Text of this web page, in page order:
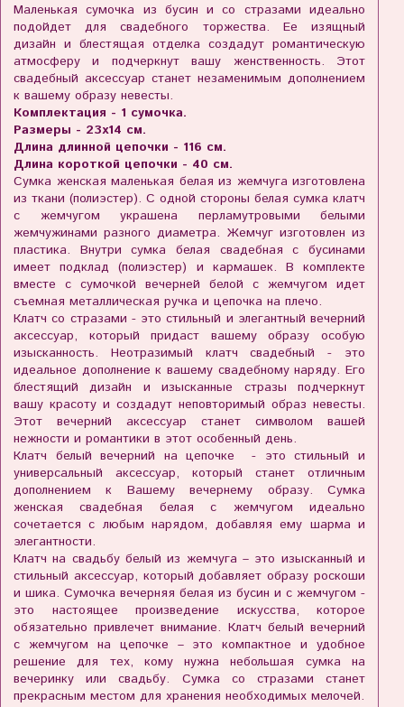
Маленькая сумочка из бусин и со стразами идеально
подойдет для свадебного торжества. Ее изящный
дизайн и блестящая отделка создадут романтическую
атмосферу и подчеркнут вашу женственность. Этот
свадебный аксессуар станет незаменимым дополнением
к вашему образу невесты.
Комплектация - 1 сумочка.
Размеры - 23х14 см.
Длина длинной цепочки - 116 см.
Длина короткой цепочки - 40 см.
Сумка женская маленькая белая из жемчуга изготовлена
из ткани (полиэстер). С одной стороны белая сумка клатч
с жемчугом украшена перламутровыми белыми
жемчужинами разного диаметра. Жемчуг изготовлен из
пластика. Внутри сумка белая свадебная с бусинами
имеет подклад (полиэстер) и кармашек. В комплекте
вместе с сумочкой вечерней белой с жемчугом идет
съемная металлическая ручка и цепочка на плечо.
Клатч со стразами - это стильный и элегантный вечерний
аксессуар, который придаст вашему образу особую
изысканность. Неотразимый клатч свадебный - это
идеальное дополнение к вашему свадебному наряду. Его
блестящий дизайн и изысканные стразы подчеркнут
вашу красоту и создадут неповторимый образ невесты.
Этот вечерний аксессуар станет символом вашей
нежности и романтики в этот особенный день.
Клатч белый вечерний на цепочке - это стильный и
универсальный аксессуар, который станет отличным
дополнением к Вашему вечернему образу. Сумка
женская свадебная белая с жемчугом идеально
сочетается с любым нарядом, добавляя ему шарма и
элегантности.
Клатч на свадьбу белый из жемчуга – это изысканный и
стильный аксессуар, который добавляет образу роскоши
и шика. Сумочка вечерняя белая из бусин и с жемчугом -
это настоящее произведение искусства, которое
обязательно привлечет внимание. Клатч белый вечерний
с жемчугом на цепочке – это компактное и удобное
решение для тех, кому нужна небольшая сумка на
вечеринку или свадьбу. Сумка со стразами станет
прекрасным местом для хранения необходимых мелочей.